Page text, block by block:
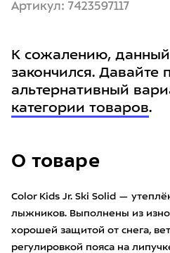
О товаре
Color Kids Jr. Ski Solid —
лыжников. Выполнены из
хорошей защитой от снега,
регулировкой пояса на
Артикул: 7423597117
К сожалению,
закончился. Давайте
альтернативный
категории товаров.